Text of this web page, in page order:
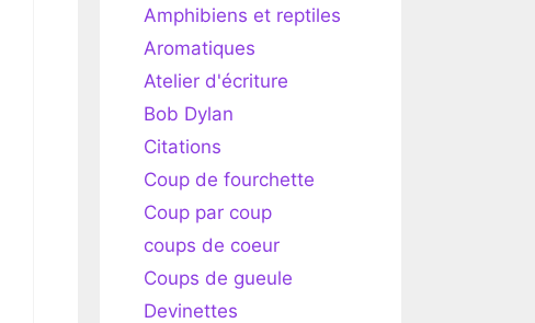
Amphibiens et reptiles
Aromatiques
Atelier d'écriture
Bob Dylan
Citations
Coup de fourchette
Coup par coup
coups de coeur
Coups de gueule
Devinettes